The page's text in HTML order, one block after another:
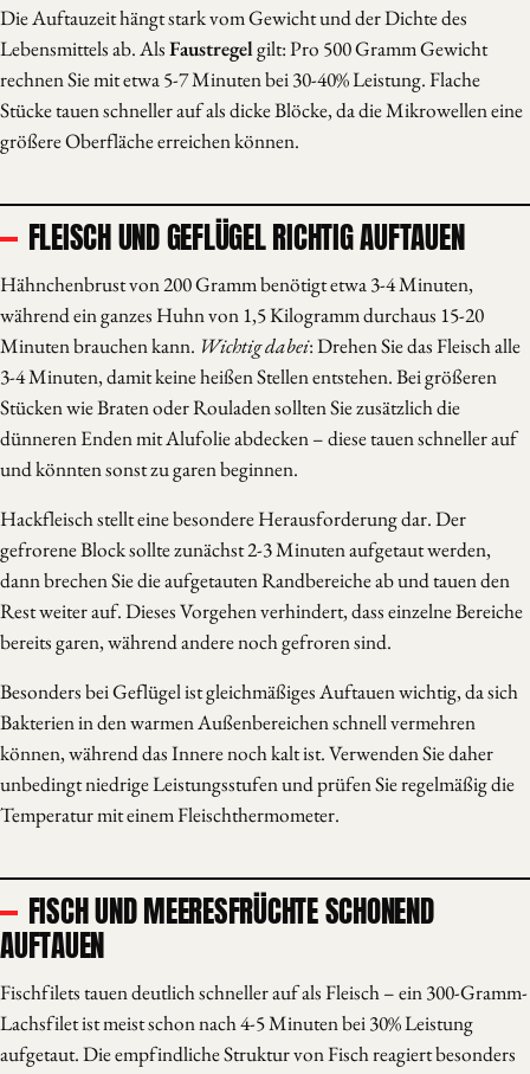
Die Auftauzeit hängt stark vom Gewicht und der Dichte des
Lebensmittels ab. AlsFaustregelgilt: Pro 500 Gramm Gewicht
rechnen Sie mit etwa 5-7 Minuten bei 30-40% Leistung. Flache
Stücke tauen schneller auf als dicke Blöcke, da die Mikrowellen eine
größere Oberfläche erreichen können.
FLEISCH UND GEFLÜGEL RICHTIG AUFTAUEN
Hähnchenbrust von 200 Gramm benötigt etwa 3-4 Minuten,
während ein ganzes Huhn von 1,5 Kilogramm durchaus 15-20
Minuten brauchen kann. Wichtig dabei: Drehen Sie das Fleisch alle
3-4 Minuten, damit keine heißen Stellen entstehen. Bei größeren
Stücken wie Braten oder Rouladen sollten Sie zusätzlich die
dünneren Enden mit Alufolie abdecken – diese tauen schneller auf
und könnten sonst zu garen beginnen.
Hackfleisch stellt eine besondere Herausforderung dar. Der
gefrorene Block sollte zunächst 2-3 Minuten aufgetaut werden,
dann brechen Sie die aufgetauten Randbereiche ab und tauen den
Rest weiter auf. Dieses Vorgehen verhindert, dass einzelne Bereiche
bereits garen, während andere noch gefroren sind.
Besonders bei Geflügel ist gleichmäßiges Auftauen wichtig, da sich
Bakterien in den warmen Außenbereichen schnell vermehren
können, während das Innere noch kalt ist. Verwenden Sie daher
unbedingt niedrige Leistungsstufen und prüfen Sie regelmäßig die
Temperatur mit einem Fleischthermometer.
FISCH UND MEERESFRÜCHTE SCHONEND
AUFTAUEN
Fischfilets tauen deutlich schneller auf als Fleisch – ein 300-Gramm-
Lachsfilet ist meist schon nach 4-5 Minuten bei 30% Leistung
aufgetaut. Die empfindliche Struktur von Fisch reagiert besonders